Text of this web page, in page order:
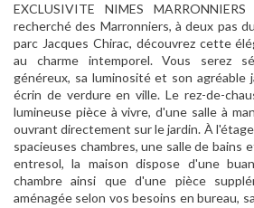
EXCLUSIVITE NIMES
recherché des Marronniers, à deux pas
parc Jacques Chirac, découvrez cette
au charme intemporel. Vous serez
généreux, sa luminosité et son agréable
écrin de verdure en ville. Le rez-de-
lumineuse pièce à vivre, d'une salle à
ouvrant directement sur le jardin. À
spacieuses chambres, une salle de bains
entresol, la maison dispose d'une
chambre ainsi que d'une pièce
aménagée selon vos besoins en bureau,